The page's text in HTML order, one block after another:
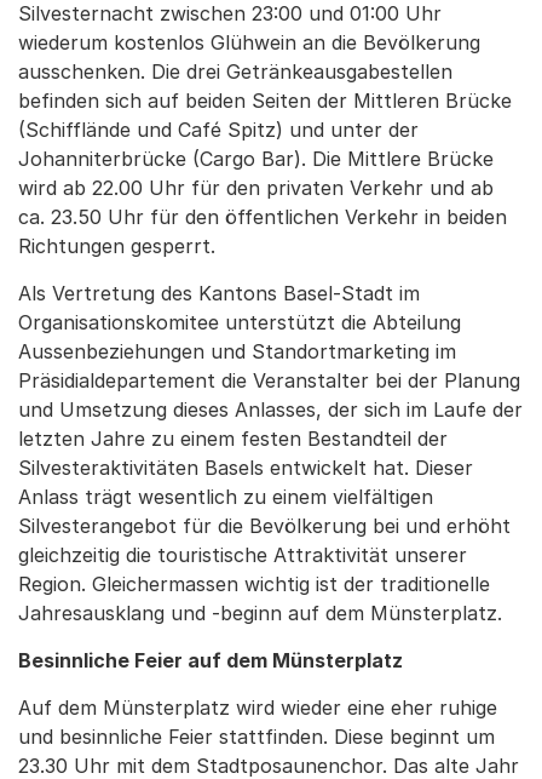
Silvesternacht zwischen 23:00 und 01:00 Uhr
wiederum kostenlos Glühwein an die Bevölkerung
ausschenken. Die drei Getränkeausgabestellen
befinden sich auf beiden Seiten der Mittleren Brücke
(Schifflände und Café Spitz) und unter der
Johanniterbrücke (Cargo Bar). Die Mittlere Brücke
wird ab 22.00 Uhr für den privaten Verkehr und ab
ca. 23.50 Uhr für den öffentlichen Verkehr in beiden
Richtungen gesperrt.
Als Vertretung des Kantons Basel-Stadt im
Organisationskomitee unterstützt die Abteilung
Aussenbeziehungen und Standortmarketing im
Präsidialdepartement die Veranstalter bei der Planung
und Umsetzung dieses Anlasses, der sich im Laufe der
letzten Jahre zu einem festen Bestandteil der
Silvesteraktivitäten Basels entwickelt hat. Dieser
Anlass trägt wesentlich zu einem vielfältigen
Silvesterangebot für die Bevölkerung bei und erhöht
gleichzeitig die touristische Attraktivität unserer
Region. Gleichermassen wichtig ist der traditionelle
Jahresausklang und -beginn auf dem Münsterplatz.
Besinnliche Feier auf dem Münsterplatz
Auf dem Münsterplatz wird wieder eine eher ruhige
und besinnliche Feier stattfinden. Diese beginnt um
23.30 Uhr mit dem Stadtposaunenchor. Das alte Jahr